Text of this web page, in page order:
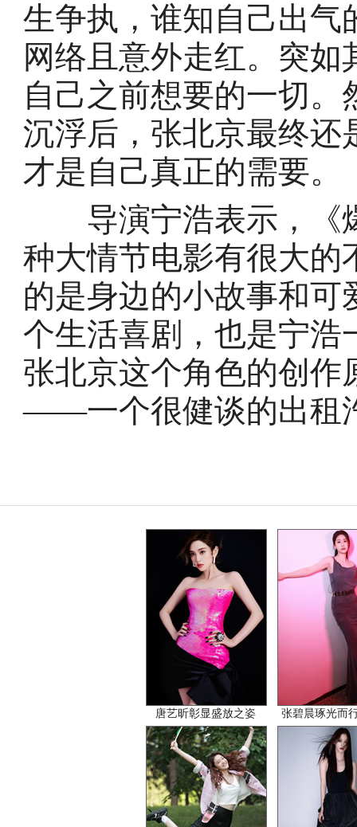
生争执，谁知自己出气
网络且意外走红。突
自己之前想要的一切
沉浮后，张北京最终还
才是自己真正的需要。
导演宁浩表示，《
种大情节电影有很大的
的是身边的小故事和
个生活喜剧，也是宁浩
张北京这个角色的创作
——一个很健谈的出租
唐艺昕彰显盛放之姿 张碧晨琢光而